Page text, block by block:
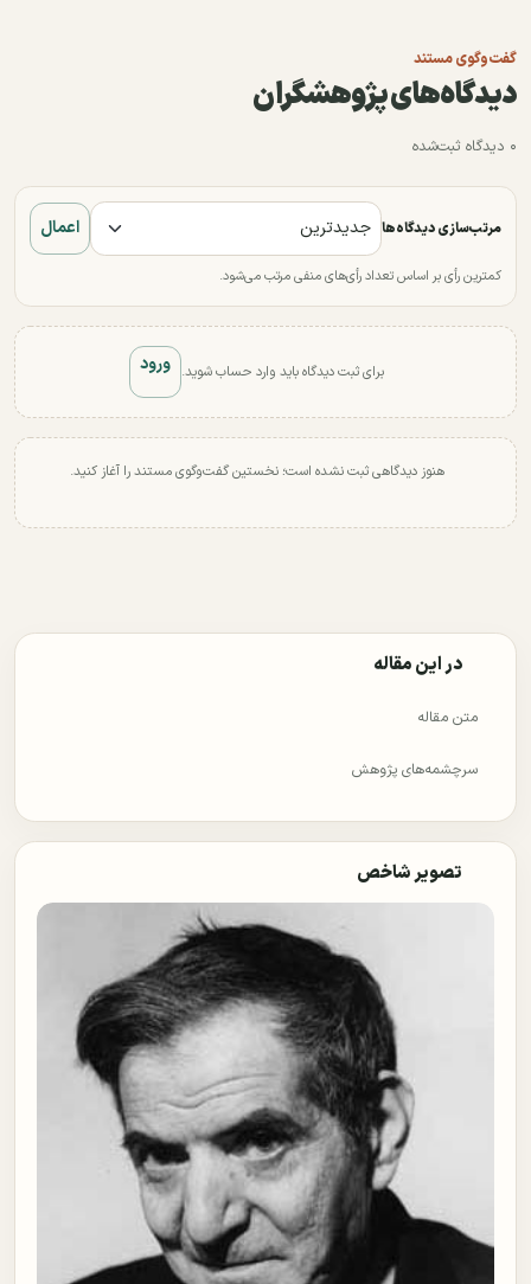
گفت‌وگوی مستند
دیدگاه‌های پژوهشگران
۰ دیدگاه ثبت‌شده
مرتب‌سازی دیدگاه‌ها اعمال
کمترین رأی بر اساس تعداد رأی‌های منفی مرتب می‌شود.
برای ثبت دیدگاه باید وارد حساب شوید. ورود
هنوز دیدگاهی ثبت نشده است؛ نخستین گفت‌وگوی مستند را آغاز کنید.
در این مقاله
متن مقاله
سرچشمه‌های پژوهش
تصویر شاخص